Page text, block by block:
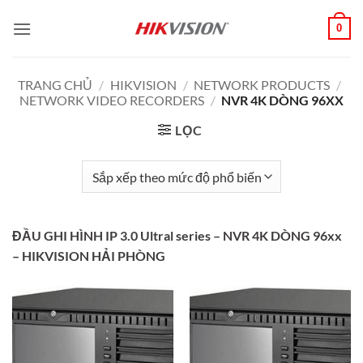
qua
0
TRANG CHỦ / HIKVISION / NETWORK PRODUCTS /
NETWORK VIDEO RECORDERS / NVR 4K DÒNG 96XX
LỌC
ĐẦU GHI HÌNH IP 3.0 Ultral series – NVR 4K DÒNG 96xx
– HIKVISION HẢI PHÒNG